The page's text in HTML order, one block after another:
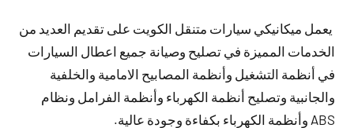
يعمل ميكانيكي سيارات متنقل الكويت على تقديم العديد من
الخدمات المميزة في تصليح وصيانة جميع اعطال السيارات
في أنظمة التشغيل وأنظمة المصابيح الامامية والخلفية
والجانبية وتصليح أنظمة الكهرباء وأنظمة الفرامل ونظام
ABS وأنظمة الكهرباء بكفاءة وجودة عالية.